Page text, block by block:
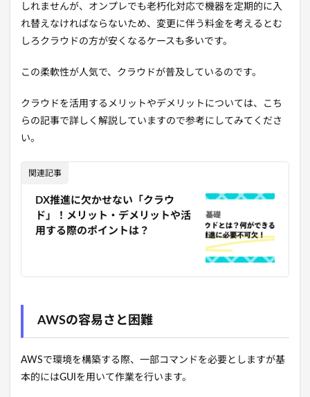
しれませんが、オンプレでも老朽化対応で機器を定期的に入
れ替えなければならないため、変更に伴う料金を考えるとむ
しろクラウドの方が安くなるケースも多いです。
この柔軟性が人気で、クラウドが普及しているのです。
クラウドを活用するメリットやデメリットについては、こち
らの記事で詳しく解説していますので参考にしてみてくださ
い。
関連記事
DX推進に欠かせない「クラウ
ド」！メリット・デメリットや活
用する際のポイントは？
AWSの容易さと困難
AWSで環境を構築する際、一部コマンドを必要としますが基
本的にはGUIを用いて作業を行います。